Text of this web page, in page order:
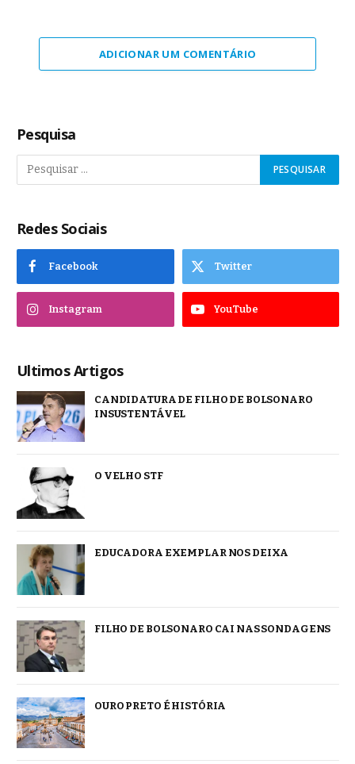
ADICIONAR UM COMENTÁRIO
Pesquisa
Redes Sociais
Facebook Twitter
Instagram YouTube
Ultimos Artigos
CANDIDATURA DE FILHO DE BOLSONARO
INSUSTENTÁVEL
O VELHO STF
EDUCADORA EXEMPLAR NOS DEIXA
FILHO DE BOLSONARO CAI NAS SONDAGENS
OURO PRETO É HISTÓRIA